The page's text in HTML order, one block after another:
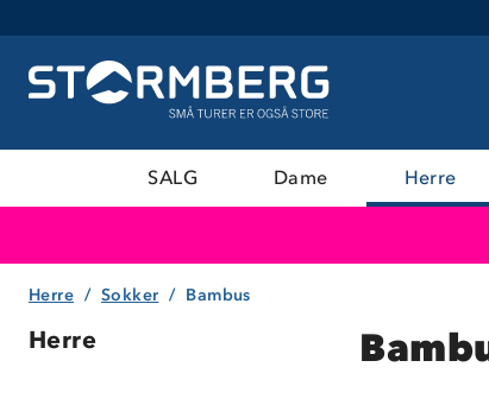
SALG Dame Herre
Herre Sokker Bambus
Herre